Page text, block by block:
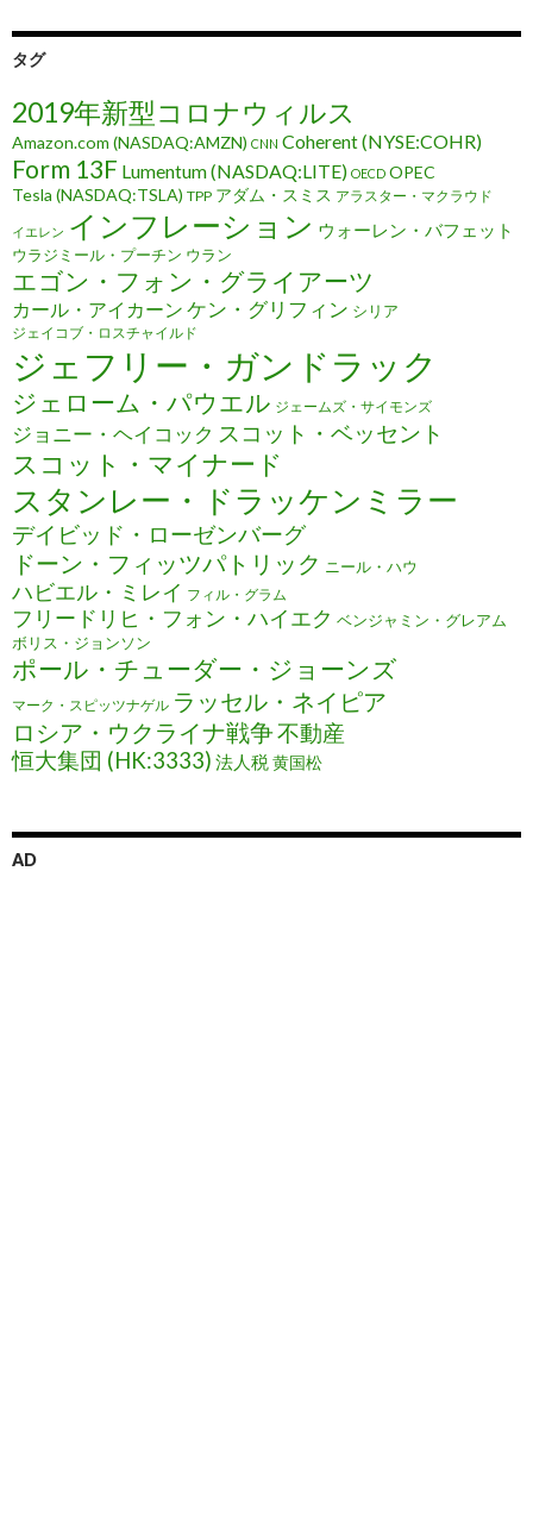
タグ
2019年新型コロナウィルス
Amazon.com (NASDAQ:AMZN) CNN Coherent (NYSE:COHR)
Form 13F Lumentum (NASDAQ:LITE) OECD OPEC
Tesla (NASDAQ:TSLA) TPP アダム・スミス アラスター・マクラウド
イエレン インフレーション ウォーレン・バフェット
ウラジミール・プーチン ウラン
エゴン・フォン・グライアーツ
カール・アイカーン ケン・グリフィン シリア
ジェイコブ・ロスチャイルド
ジェフリー・ガンドラック
ジェローム・パウエル ジェームズ・サイモンズ
ジョニー・ヘイコック スコット・ベッセント
スコット・マイナード
スタンレー・ドラッケンミラー
デイビッド・ローゼンバーグ
ドーン・フィッツパトリック ニール・ハウ
ハビエル・ミレイ フィル・グラム
フリードリヒ・フォン・ハイエク ベンジャミン・グレアム
ボリス・ジョンソン
ポール・チューダー・ジョーンズ
マーク・スピッツナゲル ラッセル・ネイピア
ロシア・ウクライナ戦争不動産
恒大集団 (HK:3333) 法人税黄国松
AD